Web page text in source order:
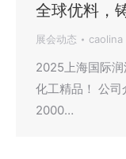
全球优料，
展会动态 caolina
2025上海国际
化工精品！ 公
2000…